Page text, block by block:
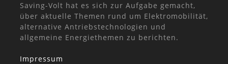
Saving-Volt hat es sich zur Aufgabe gemacht,
über aktuelle Themen rund um Elektromobilität,
alternative Antriebstechnologien und
allgemeine Energiethemen zu berichten.
Impressum